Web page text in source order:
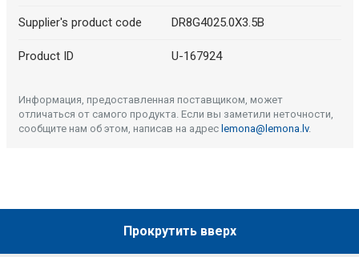
Supplier's product code DR8G4025.0X3.5B
Product ID U-167924
Информация, предоставленная поставщиком, может
отличаться от самого продукта. Если вы заметили неточности,
сообщите нам об этом, написав на адрес lemona@lemona.lv.
Прокрутить вверх